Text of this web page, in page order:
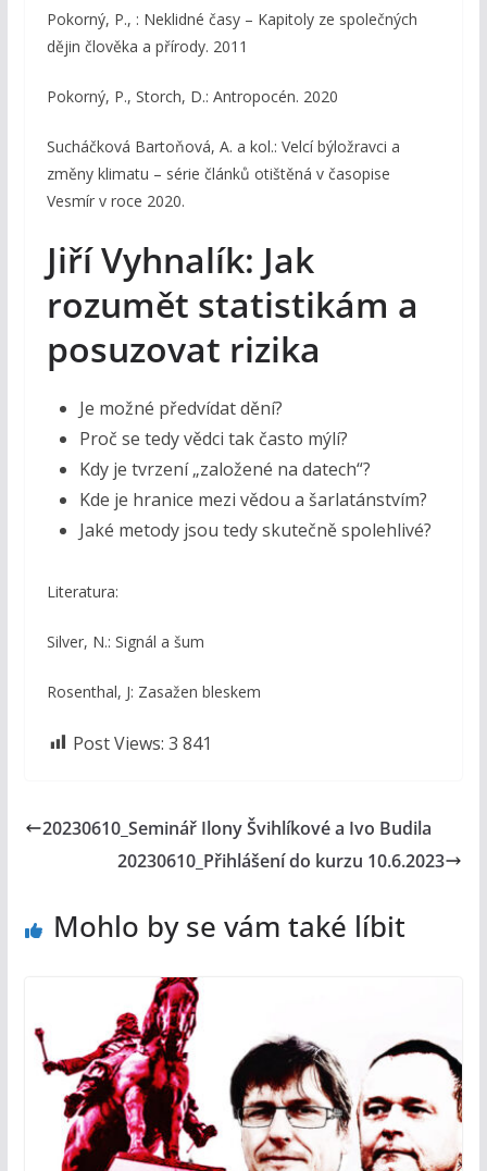
Pokorný, P., : Neklidné časy – Kapitoly ze společných
dějin člověka a přírody. 2011
Pokorný, P., Storch, D.: Antropocén. 2020
Sucháčková Bartoňová, A. a kol.: Velcí býložravci a
změny klimatu – série článků otištěná v časopise
Vesmír v roce 2020.
Jiří Vyhnalík: Jak
rozumět statistikám a
posuzovat rizika
Je možné předvídat dění?
Proč se tedy vědci tak často mýlí?
Kdy je tvrzení „založené na datech“?
Kde je hranice mezi vědou a šarlatánstvím?
Jaké metody jsou tedy skutečně spolehlivé?
Literatura:
Silver, N.: Signál a šum
Rosenthal, J: Zasažen bleskem
Post Views: 3 841
20230610_Seminář Ilony Švihlíkové a Ivo Budila
20230610_Přihlášení do kurzu 10.6.2023
Mohlo by se vám také líbit